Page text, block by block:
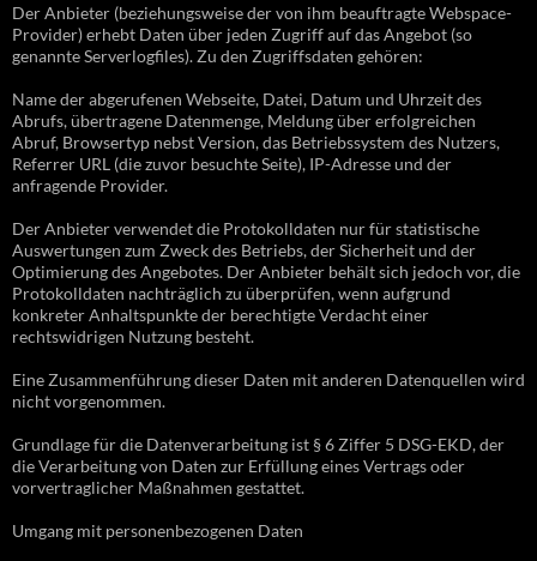
Der Anbieter (beziehungsweise der von ihm beauftragte Webspace-
Provider) erhebt Daten über jeden Zugriff auf das Angebot (so
genannte Serverlogfiles). Zu den Zugriffsdaten gehören:
Name der abgerufenen Webseite, Datei, Datum und Uhrzeit des
Abrufs, übertragene Datenmenge, Meldung über erfolgreichen
Abruf, Browsertyp nebst Version, das Betriebssystem des Nutzers,
Referrer URL (die zuvor besuchte Seite), IP-Adresse und der
anfragende Provider.
Der Anbieter verwendet die Protokolldaten nur für statistische
Auswertungen zum Zweck des Betriebs, der Sicherheit und der
Optimierung des Angebotes. Der Anbieter behält sich jedoch vor, die
Protokolldaten nachträglich zu überprüfen, wenn aufgrund
konkreter Anhaltspunkte der berechtigte Verdacht einer
rechtswidrigen Nutzung besteht.
Eine Zusammenführung dieser Daten mit anderen Datenquellen wird
nicht vorgenommen.
Grundlage für die Datenverarbeitung ist § 6 Ziffer 5 DSG-EKD, der
die Verarbeitung von Daten zur Erfüllung eines Vertrags oder
vorvertraglicher Maßnahmen gestattet.
Umgang mit personenbezogenen Daten